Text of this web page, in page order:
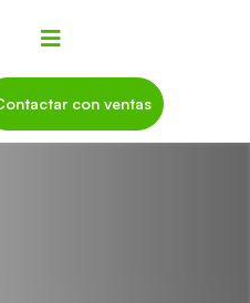
con ventas